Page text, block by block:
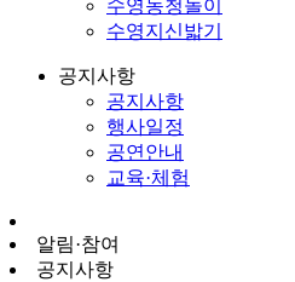
수영농청놀이
수영지신밟기
공지사항
공지사항
행사일정
공연안내
교육·체험
알림·참여
공지사항